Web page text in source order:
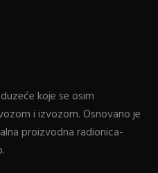
koje se osim
i izvozom. Osnovano je
proizvodna radionica-